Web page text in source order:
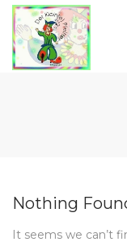
Nothing
It seems we can’t